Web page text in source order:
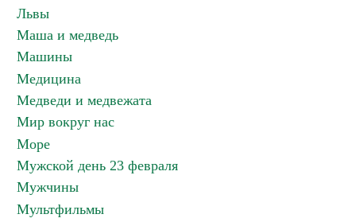
Львы
Маша и медведь
Машины
Медицина
Медведи и медвежата
Мир вокруг нас
Море
Мужской день 23 февраля
Мужчины
Мультфильмы